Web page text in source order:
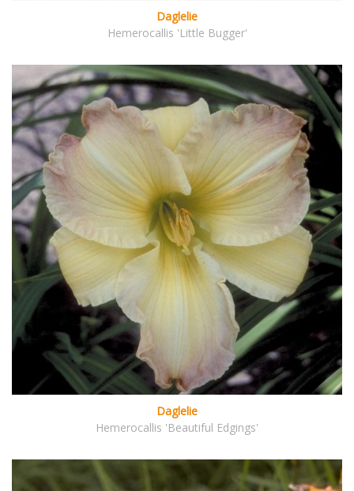
Daglelie
Hemerocallis 'Little Bugger'
Daglelie
Hemerocallis 'Beautiful Edgings'